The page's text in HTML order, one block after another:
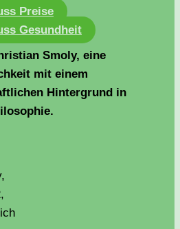
Preise
Gesundheit
Smoly, eine
mit einem
Hintergrund in